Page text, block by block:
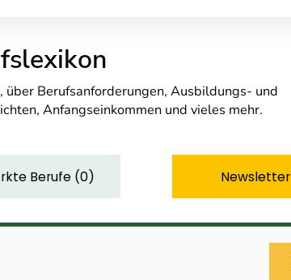
Berufsanforderungen, Ausbildungs- und
Anfangseinkommen und vieles mehr.
Berufe (0) Newsletter